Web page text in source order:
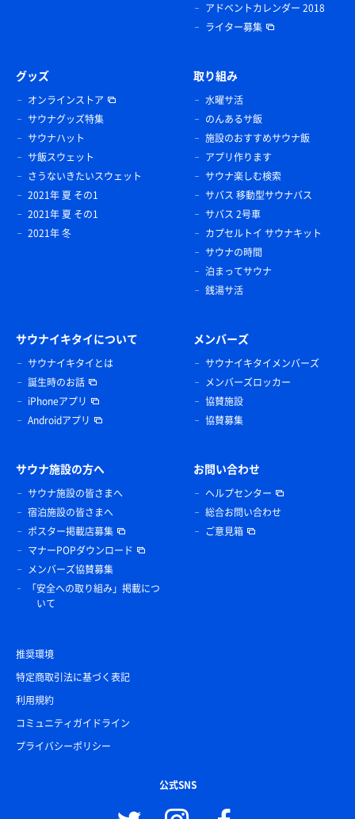
アドベントカレンダー 2018
ライター募集
グッズ
オンラインストア
サウナグッズ特集
サウナハット
サ飯スウェット
さうないきたいスウェット
2021年 夏 その1
2021年 夏 その1
2021年 冬
取り組み
水曜サ活
のんあるサ飯
施設のおすすめサウナ飯
アプリ作ります
サウナ楽しむ検索
サバス 移動型サウナバス
サバス 2号車
カプセルトイ サウナキット
サウナの時間
泊まってサウナ
銭湯サ活
サウナイキタイについて
サウナイキタイとは
誕生時のお話
iPhoneアプリ
Androidアプリ
メンバーズ
サウナイキタイメンバーズ
メンバーズロッカー
協賛施設
協賛募集
サウナ施設の方へ
サウナ施設の皆さまへ
宿泊施設の皆さまへ
ポスター掲載店募集
マナーPOPダウンロード
メンバーズ協賛募集
「安全への取り組み」掲載につ
いて
お問い合わせ
ヘルプセンター
総合お問い合わせ
ご意見箱
推奨環境
特定商取引法に基づく表記
利用規約
コミュニティガイドライン
プライバシーポリシー
公式SNS